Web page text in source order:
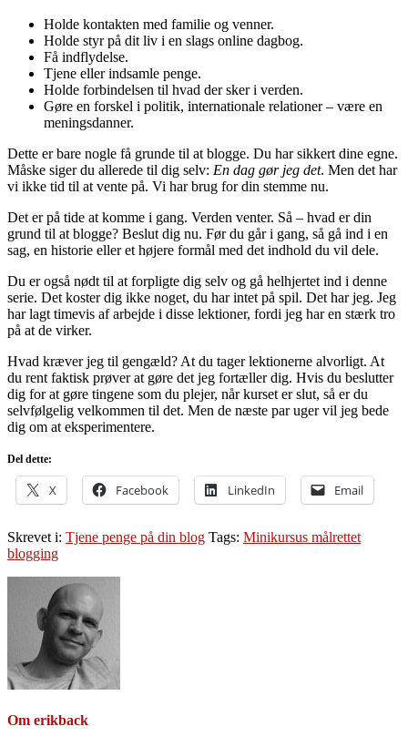
Holde kontakten med familie og venner.
Holde styr på dit liv i en slags online dagbog.
Få indflydelse.
Tjene eller indsamle penge.
Holde forbindelsen til hvad der sker i verden.
Gøre en forskel i politik, internationale relationer – være en
meningsdanner.
Dette er bare nogle få grunde til at blogge. Du har sikkert dine egne.
Måske siger du allerede til dig selv: En dag gør jeg det. Men det har
vi ikke tid til at vente på. Vi har brug for din stemme nu.
Det er på tide at komme i gang. Verden venter. Så – hvad er din
grund til at blogge? Beslut dig nu. Før du går i gang, så gå ind i en
sag, en historie eller et højere formål med det indhold du vil dele.
Du er også nødt til at forpligte dig selv og gå helhjertet ind i denne
serie. Det koster dig ikke noget, du har intet på spil. Det har jeg. Jeg
har lagt timevis af arbejde i disse lektioner, fordi jeg har en stærk tro
på at de virker.
Hvad kræver jeg til gengæld? At du tager lektionerne alvorligt. At
du rent faktisk prøver at gøre det jeg fortæller dig. Hvis du beslutter
dig for at gøre tingene som du plejer, når kurset er slut, så er du
selvfølgelig velkommen til det. Men de næste par uger vil jeg bede
dig om at eksperimentere.
Del dette:
X Facebook LinkedIn Email
Skrevet i: Tjene penge på din blog Tags: Minikursus målrettet
blogging
Om erikback